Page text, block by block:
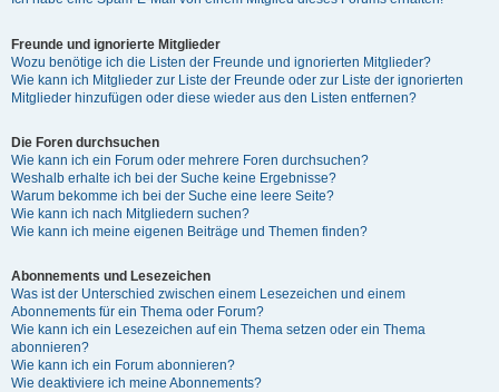
Freunde und ignorierte Mitglieder
Wozu benötige ich die Listen der Freunde und ignorierten Mitglieder?
Wie kann ich Mitglieder zur Liste der Freunde oder zur Liste der ignorierten
Mitglieder hinzufügen oder diese wieder aus den Listen entfernen?
Die Foren durchsuchen
Wie kann ich ein Forum oder mehrere Foren durchsuchen?
Weshalb erhalte ich bei der Suche keine Ergebnisse?
Warum bekomme ich bei der Suche eine leere Seite?
Wie kann ich nach Mitgliedern suchen?
Wie kann ich meine eigenen Beiträge und Themen finden?
Abonnements und Lesezeichen
Was ist der Unterschied zwischen einem Lesezeichen und einem
Abonnements für ein Thema oder Forum?
Wie kann ich ein Lesezeichen auf ein Thema setzen oder ein Thema
abonnieren?
Wie kann ich ein Forum abonnieren?
Wie deaktiviere ich meine Abonnements?